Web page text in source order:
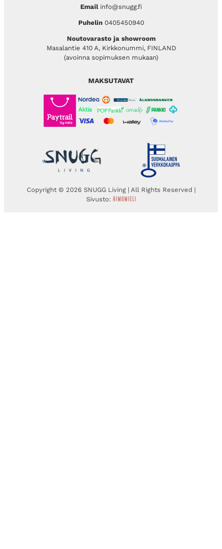
Emailinfo@snugg.fi
Puhelin 0405450940
Noutovarasto ja showroom
Masalantie 410 A, Kirkkonummi, FINLAND
(avoinna sopimuksen mukaan)
MAKSUTAVAT
Copyright © 2026 SNUGG Living | All Rights Reserved |
Sivusto: